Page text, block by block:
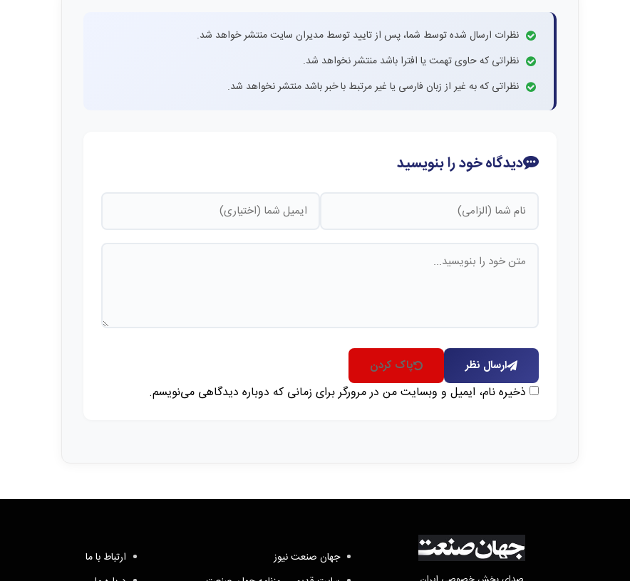
نظرات ارسال شده توسط شما، پس از تایید توسط مدیران سایت منتشر خواهد شد.
نظراتی که حاوی تهمت یا افترا باشد منتشر نخواهد شد.
نظراتی که به غیر از زبان فارسی یا غیر مرتبط با خبر باشد منتشر نخواهد شد.
دیدگاه خود را بنویسید
ارسال نظر پاک کردن
ذخیره نام، ایمیل و وبسایت من در مرورگر برای زمانی که دوباره دیدگاهی می‌نویسم.
جهان صنعت نیوز
ارتباط با ما